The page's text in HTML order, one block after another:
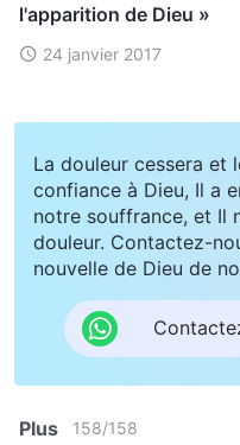
l'apparition de Dieu »
24 janvier 2017
La douleur cessera et
confiance à Dieu, Il a
notre souffrance, et Il
douleur. Contactez-
nouvelle de Dieu de
Plus 158/158